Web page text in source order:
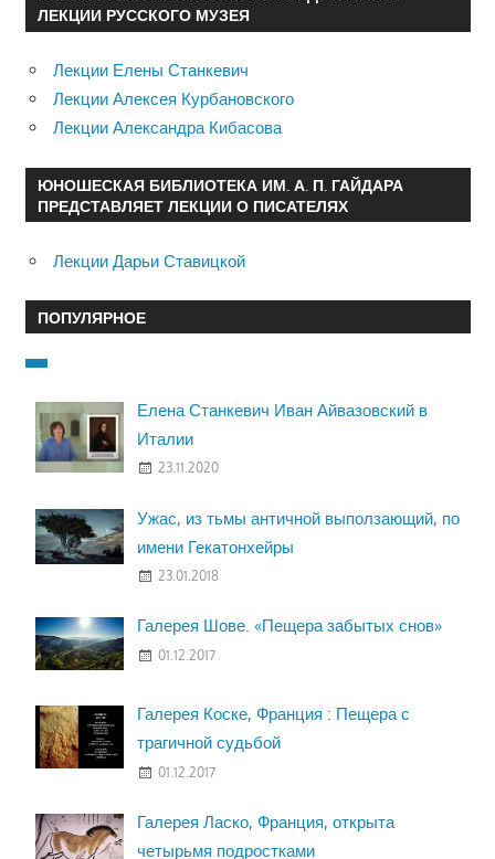
ЛЕКЦИИ РУССКОГО МУЗЕЯ
Лекции Елены Станкевич
Лекции Алексея Курбановского
Лекции Александра Кибасова
ЮНОШЕСКАЯ БИБЛИОТЕКА ИМ. А. П. ГАЙДАРА
ПРЕДСТАВЛЯЕТ ЛЕКЦИИ О ПИСАТЕЛЯХ
Лекции Дарьи Ставицкой
ПОПУЛЯРНОЕ
Елена Станкевич Иван Айвазовский в
Италии
23.11.2020
Ужас, из тьмы античной выползающий, по
имени Гекатонхейры
23.01.2018
Галерея Шове. «Пещера забытых снов»
01.12.2017
Галерея Коске, Франция : Пещера с
трагичной судьбой
01.12.2017
Галерея Ласко, Франция, открыта
четырьмя подростками